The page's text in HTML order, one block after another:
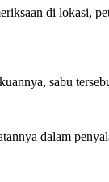
di lokasi,
sabu
dalam